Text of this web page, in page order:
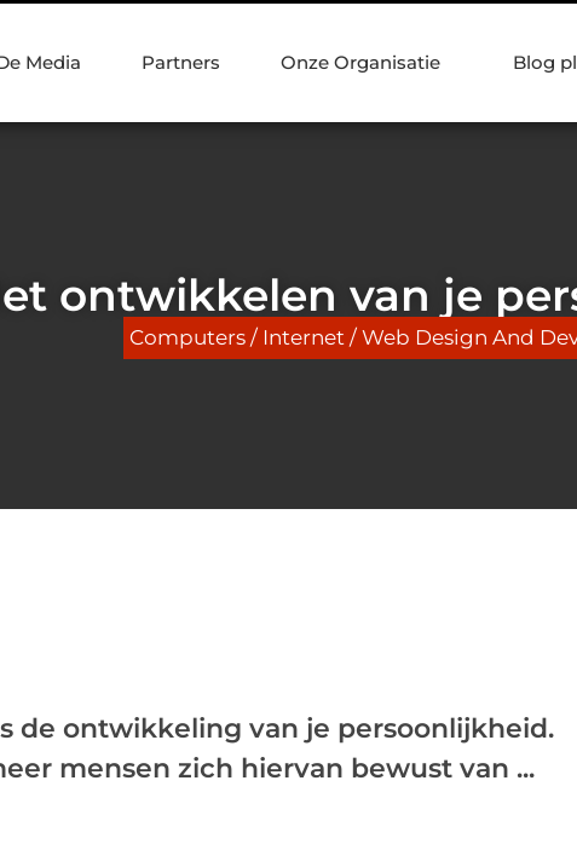
Media Partners Onze Organisatie Blog
ontwikkelen van je
Computers / Internet / Web Design And
de ontwikkeling van je persoonlijkheid.
mensen zich hiervan bewust van ...